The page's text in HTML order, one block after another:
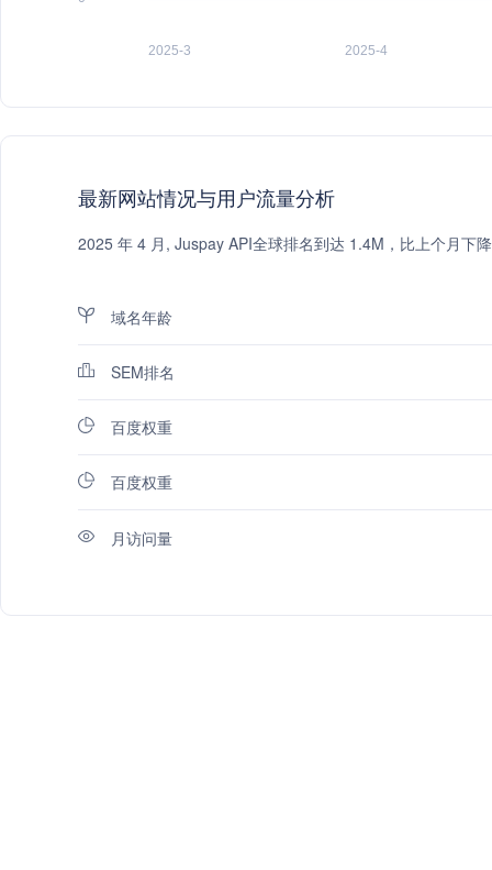
最新网站情况与用户流量分析
2025 年 4 月, Juspay API全球排名到达 1.4M，比上个月下
域名年龄
SEM排名
百度权重
百度权重
月访问量